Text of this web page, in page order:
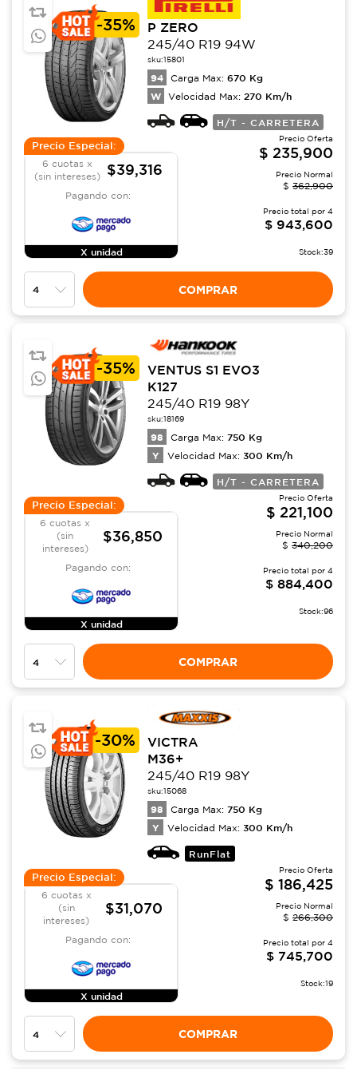
-35%
P ZERO
245/40 R19 94W
sku:15801
94 Carga Max: 670 Kg
W Velocidad Max: 270 Km/h
H/T - CARRETERA
Precio Especial:
6 cuotas x
(sin intereses)
$39,316
Pagando con:
X unidad
Precio Oferta
$ 235,900
Precio Normal
$ 362,900
Precio total por 4
$ 943,600
Stock:39
COMPRAR
-35%
VENTUS S1 EVO3
K127
245/40 R19 98Y
sku:18169
98 Carga Max: 750 Kg
Y Velocidad Max: 300 Km/h
H/T - CARRETERA
Precio Especial:
6 cuotas x
(sin
intereses)
$36,850
Pagando con:
X unidad
Precio Oferta
$ 221,100
Precio Normal
$ 340,200
Precio total por 4
$ 884,400
Stock:96
COMPRAR
-30%
VICTRA
M36+
245/40 R19 98Y
sku:15068
98 Carga Max: 750 Kg
Y Velocidad Max: 300 Km/h
RunFlat
Precio Especial:
6 cuotas x
(sin
intereses)
$31,070
Pagando con:
X unidad
Precio Oferta
$ 186,425
Precio Normal
$ 266,300
Precio total por 4
$ 745,700
Stock:19
COMPRAR